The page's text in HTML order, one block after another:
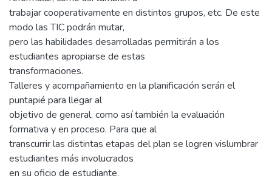
trabajar cooperativamente en distintos grupos, etc. De este
modo las TIC podrán mutar,
pero las habilidades desarrolladas permitirán a los
estudiantes apropiarse de estas
transformaciones.
Talleres y acompañamiento en la planificación serán el
puntapié para llegar al
objetivo de general, como así también la evaluación
formativa y en proceso. Para que al
transcurrir las distintas etapas del plan se logren vislumbrar
estudiantes más involucrados
en su oficio de estudiante.